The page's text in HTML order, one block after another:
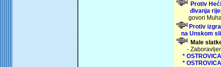
Protiv
đivanja
govori
Protiv
na Unskom
Male
-
*
*